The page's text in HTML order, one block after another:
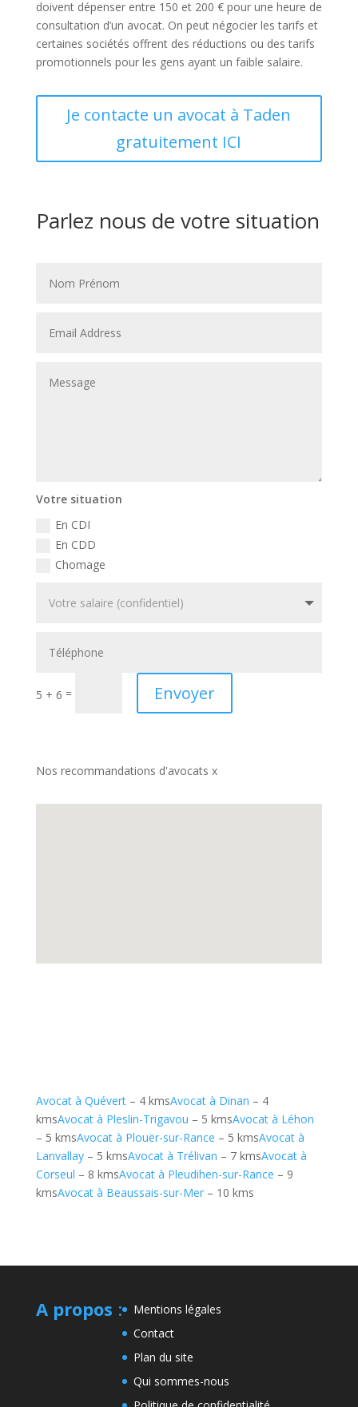
doivent dépenser entre 150 et 200 € pour une heure de
consultation d’un avocat. On peut négocier les tarifs et
certaines sociétés offrent des réductions ou des tarifs
promotionnels pour les gens ayant un faible salaire.
Je contacte un avocat à Taden
gratuitement ICI
Parlez nous de votre situation
Votre situation
En CDI
En CDD
Chomage
5 + 6 = Envoyer
Nos recommandations d'avocats x
Avocat à Quévert– 4 kmsAvocat à Dinan – 4
kmsAvocat à Pleslin-Trigavou – 5 kmsAvocat à Léhon
– 5 kmsAvocat à Plouër-sur-Rance – 5 kmsAvocat à
Lanvallay– 5 kmsAvocat à Trélivan – 7 kmsAvocat à
Corseul – 8 kmsAvocat à Pleudihen-sur-Rance – 9
kmsAvocat à Beaussais-sur-Mer– 10 kms
A propos :
Mentions légales
Contact
Plan du site
Qui sommes-nous